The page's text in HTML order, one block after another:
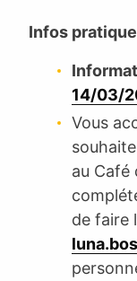
Infos
14/03/
Vous
au Café
de faire